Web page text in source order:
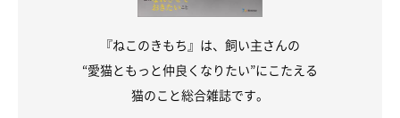
『ねこのきもち』は、飼い主さんの
“愛猫ともっと仲良くなりたい”にこたえる
猫のこと総合雑誌です。